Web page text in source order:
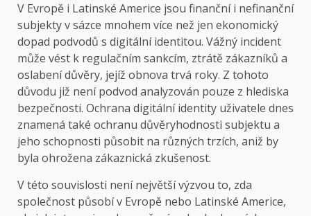
V Evropě i Latinské Americe jsou finanční i nefinanční
subjekty v sázce mnohem více než jen ekonomický
dopad podvodů s digitální identitou. Vážný incident
může vést k regulačním sankcím, ztrátě zákazníků a
oslabení důvěry, jejíž obnova trvá roky. Z tohoto
důvodu již není podvod analyzován pouze z hlediska
bezpečnosti. Ochrana digitální identity uživatele dnes
znamená také ochranu důvěryhodnosti subjektu a
jeho schopnosti působit na různých trzích, aniž by
byla ohrožena zákaznická zkušenost.
V této souvislosti není největší výzvou to, zda
společnost působí v Evropě nebo Latinské Americe,